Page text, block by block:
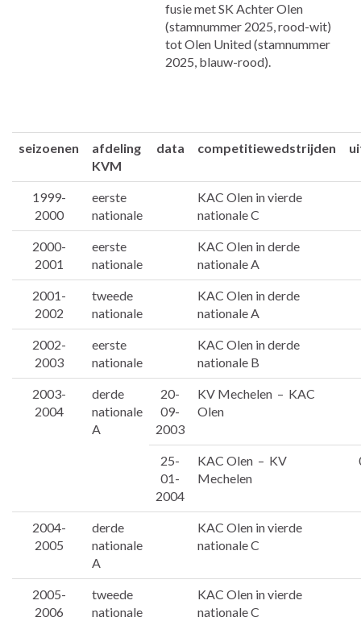
fusie met SK Achter Olen
(stamnummer 2025, rood-wit)
tot Olen United (stamnummer
2025, blauw-rood).
seizoenen
afdeling
KVM
data competitiewedstrijden
1999-
2000
eerste
nationale
KAC Olen in vierde
nationale C
2000-
2001
eerste
nationale
KAC Olen in derde
nationale A
2001-
2002
tweede
nationale
KAC Olen in derde
nationale A
2002-
2003
eerste
nationale
KAC Olen in derde
nationale B
2003-
2004
derde
nationale
A
20-
09-
2003
KV Mechelen – KAC
Olen
25-
01-
2004
KAC Olen – KV
Mechelen
2004-
2005
derde
nationale
A
KAC Olen in vierde
nationale C
2005-
2006
tweede
nationale
KAC Olen in vierde
nationale C